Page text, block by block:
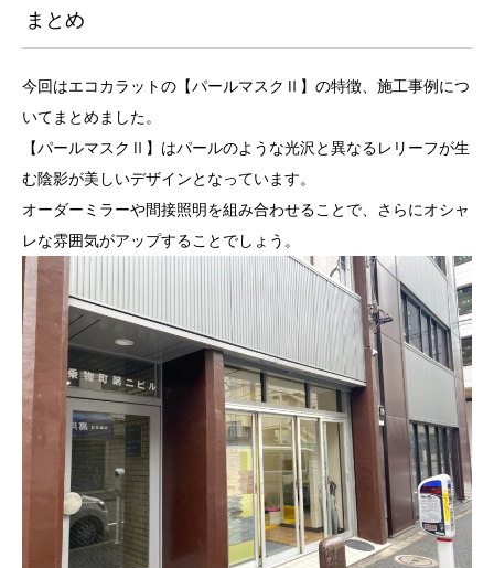
まとめ
今回はエコカラットの【パールマスクⅡ】の特徴、施工事例につ
いてまとめました。
【パールマスクⅡ】はパールのような光沢と異なるレリーフが生
む陰影が美しいデザインとなっています。
オーダーミラーや間接照明を組み合わせることで、さらにオシャ
レな雰囲気がアップすることでしょう。